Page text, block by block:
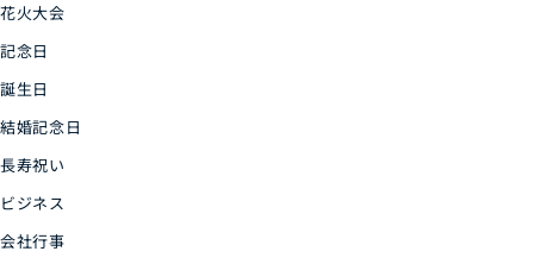
花火大会
記念日
誕生日
結婚記念日
長寿祝い
ビジネス
会社行事